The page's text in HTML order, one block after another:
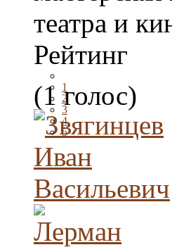
театра и
Рейтинг
1
2
3
4
5
(1 голос)